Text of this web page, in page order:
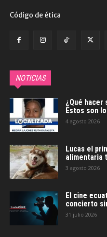
Código de ética
NOTICIAS
¿Qué
Estos son
4 agosto 2026
Lucas el
alimentaria
3 agosto 2026
El cine
concierto
31 julio 2026